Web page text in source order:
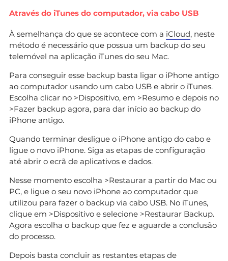
Através do iTunes do computador, via cabo USB
À semelhança do que se acontece com a iCloud, neste
método é necessário que possua um backup do seu
telemóvel na aplicação iTunes do seu Mac.
Para conseguir esse backup basta ligar o iPhone antigo
ao computador usando um cabo USB e abrir o iTunes.
Escolha clicar no >Dispositivo, em >Resumo e depois no
>Fazer backup agora, para dar início ao backup do
iPhone antigo.
Quando terminar desligue o iPhone antigo do cabo e
ligue o novo iPhone. Siga as etapas de configuração
até abrir o ecrã de aplicativos e dados.
Nesse momento escolha >Restaurar a partir do Mac ou
PC, e ligue o seu novo iPhone ao computador que
utilizou para fazer o backup via cabo USB. No iTunes,
clique em >Dispositivo e selecione >Restaurar Backup.
Agora escolha o backup que fez e aguarde a conclusão
do processo.
Depois basta concluir as restantes etapas de